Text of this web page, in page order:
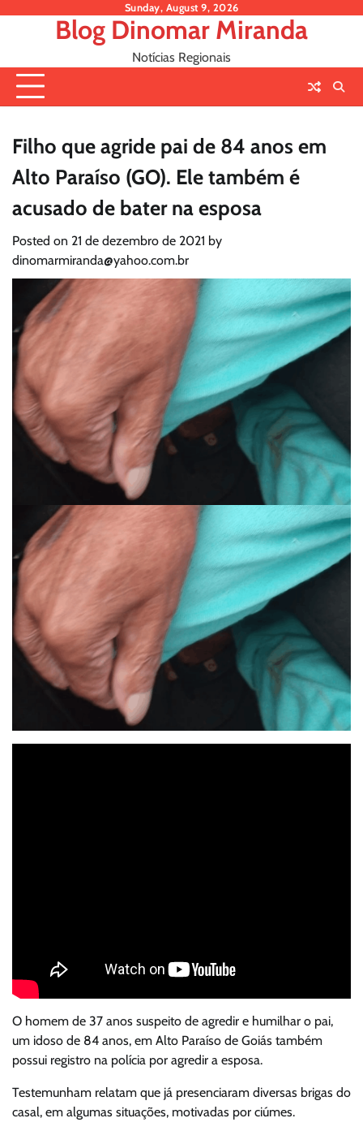
Sunday, August 9, 2026
Blog Dinomar Miranda
Notícias Regionais
Filho que agride pai de 84 anos em
Alto Paraíso (GO). Ele também é
acusado de bater na esposa
Posted on 21 de dezembro de 2021 by
dinomarmiranda@yahoo.com.br
O homem de 37 anos suspeito de agredir e humilhar o pai,
um idoso de 84 anos, em Alto Paraíso de Goiás também
possui registro na polícia por agredir a esposa.
Testemunham relatam que já presenciaram diversas brigas do
casal, em algumas situações, motivadas por ciúmes.